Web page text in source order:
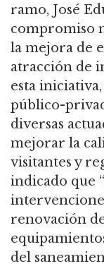
ramo, José
compromiso
la mejora de
atracción de
esta
público-
diversas
mejorar la
visitantes y
indicado que
renovación
del